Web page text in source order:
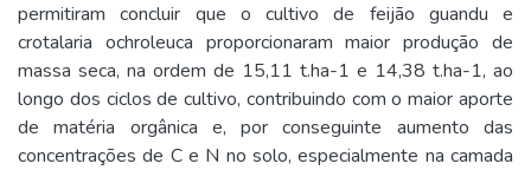
permitiram concluir que o cultivo de feijão guandu e
crotalaria ochroleuca proporcionaram maior produção de
massa seca, na ordem de 15,11 t.ha-1 e 14,38 t.ha-1, ao
longo dos ciclos de cultivo, contribuindo com o maior aporte
de matéria orgânica e, por conseguinte aumento das
concentrações de C e N no solo, especialmente na camada